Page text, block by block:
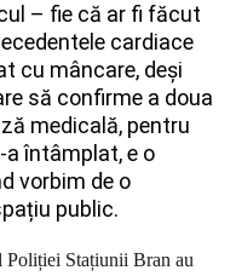
– fie că ar fi făcut
cardiace
cu mâncare, deși
să confirme a doua
medicală, pentru
întâmplat, e o
vorbim de o
public.
Stațiunii Bran au